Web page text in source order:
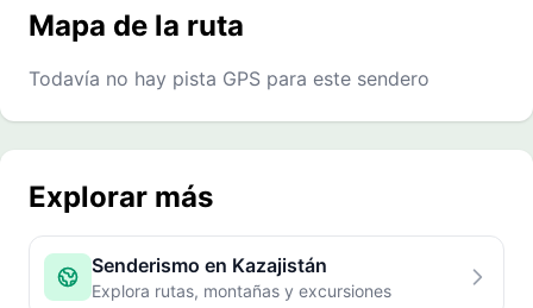
Mapa de la ruta
Todavía no hay pista GPS para este sendero
Explorar más
Senderismo en Kazajistán
Explora rutas, montañas y excursiones